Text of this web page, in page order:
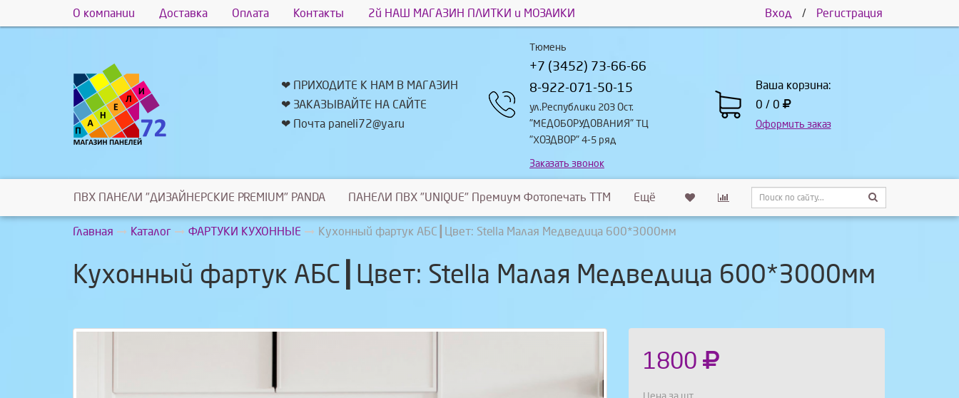
О компании Доставка Оплата Контакты 2й НАШ МАГАЗИН ПЛИТКИ и МОЗАИКИ Вход / Регистрация
❤ ПРИХОДИТЕ К НАМ В МАГАЗИН
❤ ЗАКАЗЫВАЙТЕ НА САЙТЕ
❤ Почта paneli72@ya.ru
Тюмень
+7 (3452) 73-66-66
8-922-071-50-15
ул.Республики 203 Ост.
"МЕДОБОРУДОВАНИЯ" ТЦ
"ХОЗДВОР" 4-5 ряд
Заказать звонок
Ваша корзина:
0 / 0
Оформить заказ
ПВХ ПАНЕЛИ "ДИЗАЙНЕРСКИЕ PREMIUM" PANDA ПАНЕЛИ ПВХ "UNIQUE" Премиум Фотопечать ТТМ Ещё
Главная Каталог ФАРТУКИ КУХОННЫЕ Кухонный фартук АБС┃Цвет: Stella Малая Медведица 600*3000мм
Кухонный фартук АБС┃Цвет: Stella Малая Медведица 600*3000мм
1800